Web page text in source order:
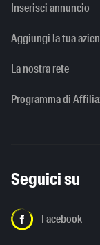
Inserisci annuncio
Aggiungi la tua
La nostra rete
Programma di
Seguici su
Facebook